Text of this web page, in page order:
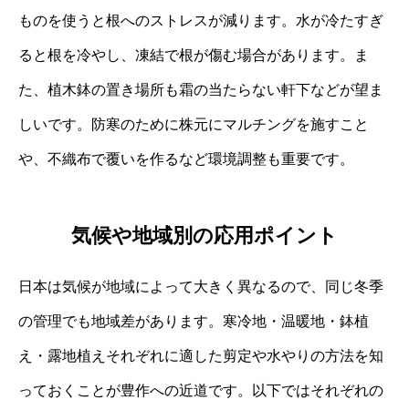
ものを使うと根へのストレスが減ります。水が冷たすぎ
ると根を冷やし、凍結で根が傷む場合があります。ま
た、植木鉢の置き場所も霜の当たらない軒下などが望ま
しいです。防寒のために株元にマルチングを施すこと
や、不織布で覆いを作るなど環境調整も重要です。
気候や地域別の応用ポイント
日本は気候が地域によって大きく異なるので、同じ冬季
の管理でも地域差があります。寒冷地・温暖地・鉢植
え・露地植えそれぞれに適した剪定や水やりの方法を知
っておくことが豊作への近道です。以下ではそれぞれの